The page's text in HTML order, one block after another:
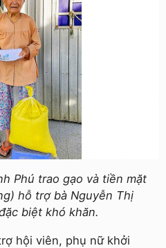
Phú trao gạo và tiền mặt
hỗ trợ bà Nguyễn Thị
biệt khó khăn.
hội viên, phụ nữ khởi